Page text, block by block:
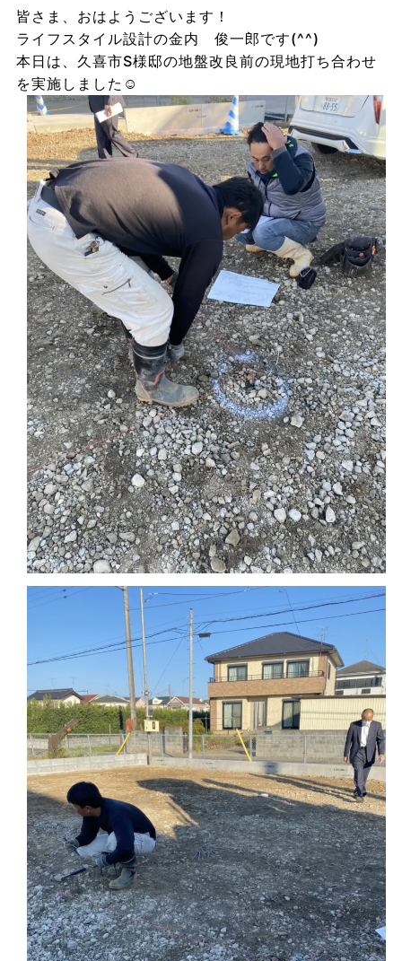
皆さま、おはようございます！
ライフスタイル設計の金内 俊一郎です(^^)
本日は、久喜市S様邸の地盤改良前の現地打ち合わせ
を実施しました☺